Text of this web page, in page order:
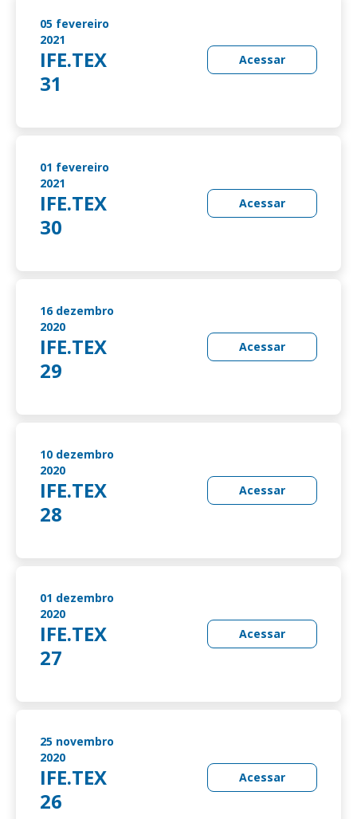
05 fevereiro
2021
IFE.TEX
31
Acessar
01 fevereiro
2021
IFE.TEX
30
Acessar
16 dezembro
2020
IFE.TEX
29
Acessar
10 dezembro
2020
IFE.TEX
28
Acessar
01 dezembro
2020
IFE.TEX
27
Acessar
25 novembro
2020
IFE.TEX
26
Acessar